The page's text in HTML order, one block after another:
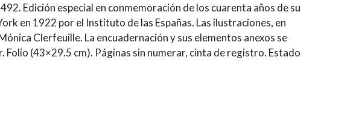
Edición especial en conmemoración de los cuarenta años de su
en 1922 por el Instituto de las Españas. Las ilustraciones, en
Clerfeuille. La encuadernación y sus elementos anexos se
(43×29.5 cm). Páginas sin numerar, cinta de registro. Estado